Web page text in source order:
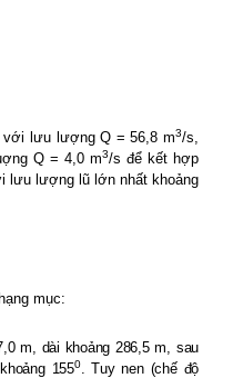
lưu lượng Q = 56,8 m3/s,
Q = 4,0 m3/s để kết hợp
lưu lượng lũ lớn nhất khoảng
mục:
m, dài khoảng 286,5 m, sau
1550. Tuy nen (chế độ